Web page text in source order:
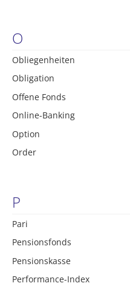
O
Obliegenheiten
Obligation
Offene Fonds
Online-Banking
Option
Order
P
Pari
Pensionsfonds
Pensionskasse
Performance-Index